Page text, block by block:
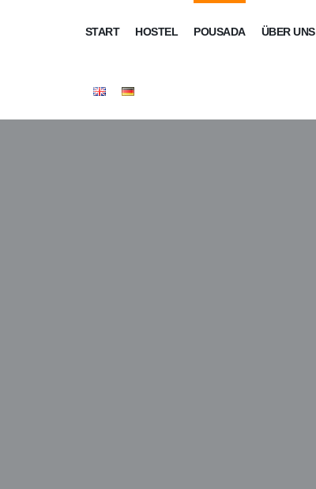
START HOSTEL POUSADA ÜBER UNS